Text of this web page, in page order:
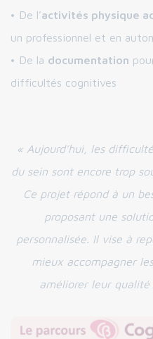
• De l’activités physique
un professionnel et en
• De la documentation
difficultés cognitives
« Aujourd’hui, les
du sein sont encore trop
Ce projet répond à un
proposant une
personnalisée. Il vise à
mieux accompagner
améliorer leur qualité